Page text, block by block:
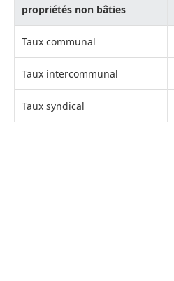
propriétés non bâties
Taux communal
Taux intercommunal
Taux syndical